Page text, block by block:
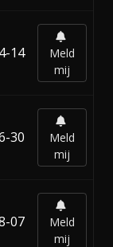
14
Meld
mij
30
Meld
mij
07
Meld
mij